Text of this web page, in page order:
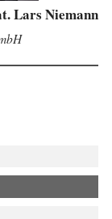
Lars Niemann